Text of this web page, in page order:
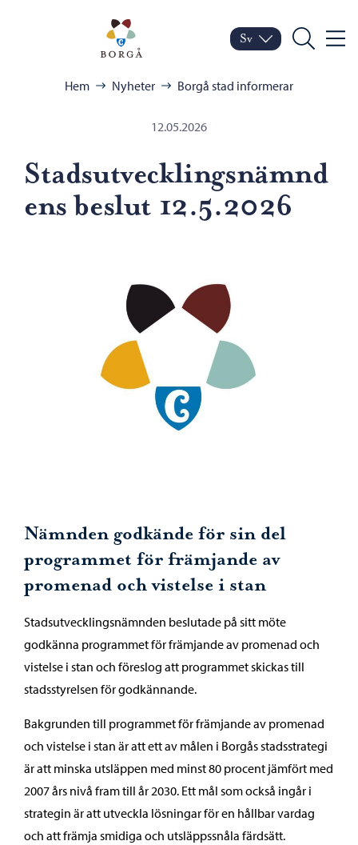
Porvoo – Gå till
Byt språk
Nuvarande språk:
Sv
Sök Meny
Bläddra:Hem Nyheter Borgå stad informerar
12.05.2026
Stadsutvecklingsnämnd
ens beslut 12.5.2026
Nämnden godkände för sin del
programmet för främjande av
promenad och vistelse i stan
Stadsutvecklingsnämnden beslutade på sitt möte
godkänna programmet för främjande av promenad och
vistelse i stan och föreslog att programmet skickas till
stadsstyrelsen för godkännande.
Bakgrunden till programmet för främjande av promenad
och vistelse i stan är att ett av målen i Borgås stadsstrategi
är att minska utsläppen med minst 80 procent jämfört med
2007 års nivå fram till år 2030. Ett mål som också ingår i
strategin är att utveckla lösningar för en hållbar vardag
och att främja smidiga och utsläppssnåla färdsätt.